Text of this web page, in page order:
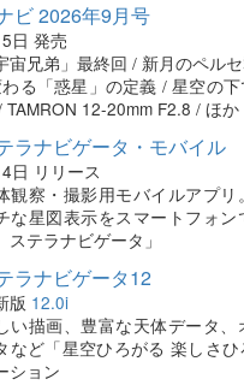
ビ 2026年9月号
日 発売
宙兄弟」最終回 / 新月のペル
る「惑星」の定義 / 星空の
TAMRON 12-20mm F2.8 / ほか
ラナビゲータ・モバイル
日 リリース
観察・撮影用モバイルアプリ
な星図表示をスマートフォ
ステラナビゲータ」
ラナビゲータ12
版 12.0i
い描画、豊富な天体データ
など「星空ひろがる 楽しさ
ション